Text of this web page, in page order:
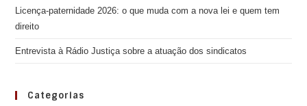
Licença-paternidade 2026: o que muda com a nova lei e quem tem
direito
Entrevista à Rádio Justiça sobre a atuação dos sindicatos
Categorias